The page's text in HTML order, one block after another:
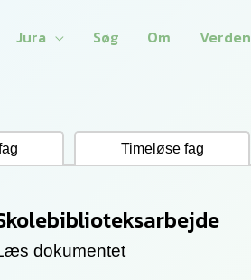
Jura Søg Om Verden
Timeløse fag
dokumentet